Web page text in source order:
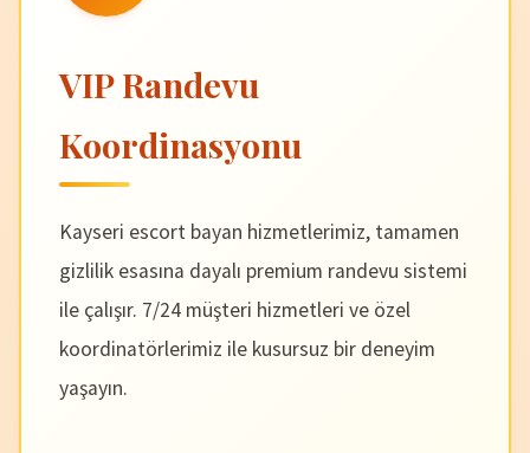
VIP Randevu
Koordinasyonu
Kayseri escort bayan hizmetlerimiz, tamamen
gizlilik esasına dayalı premium randevu sistemi
ile çalışır. 7/24 müşteri hizmetleri ve özel
koordinatörlerimiz ile kusursuz bir deneyim
yaşayın.